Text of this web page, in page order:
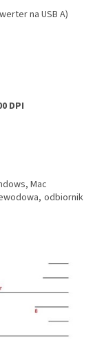
na USB A)
DPI
Mac
odbiornik